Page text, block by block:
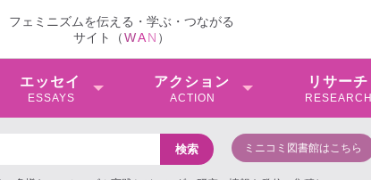
フェミニズムを伝える・学ぶ・つながる
サイト（WAN ）
エッセイ
ESSAYS
アクション
ACTION
リサーチ
RESEARCH
ミニコミ図書館はこちら